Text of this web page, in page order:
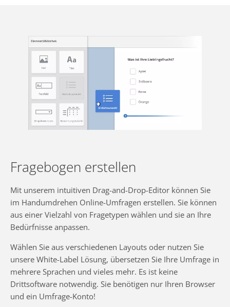
Fragebogen erstellen
Mit unserem intuitiven Drag-and-Drop-Editor können Sie
im Handumdrehen Online-Umfragen erstellen. Sie können
aus einer Vielzahl von Fragetypen wählen und sie an Ihre
Bedürfnisse anpassen.
Wählen Sie aus verschiedenen Layouts oder nutzen Sie
unsere White-Label Lösung, übersetzen Sie Ihre Umfrage in
mehrere Sprachen und vieles mehr. Es ist keine
Drittsoftware notwendig. Sie benötigen nur Ihren Browser
und ein Umfrage-Konto!